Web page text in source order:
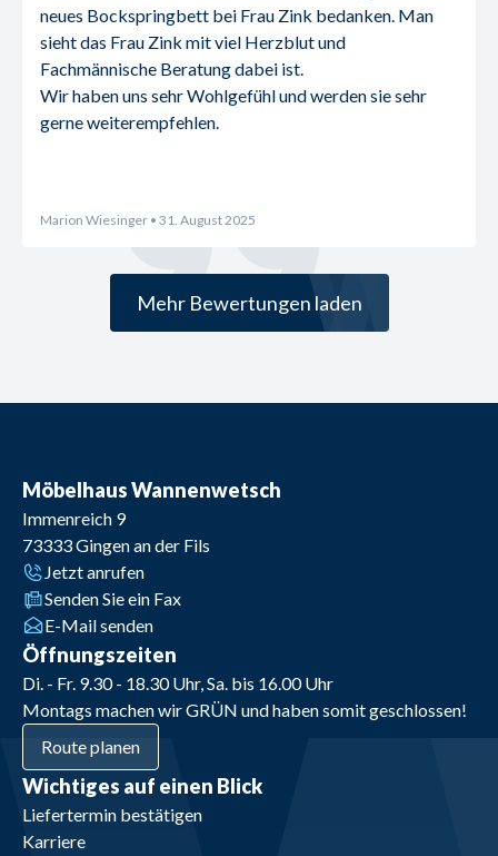
neues Bockspringbett bei Frau Zink bedanken. Man
sieht das Frau Zink mit viel Herzblut und
Fachmännische Beratung dabei ist.
Wir haben uns sehr Wohlgefühl und werden sie sehr
gerne weiterempfehlen.
Marion Wiesinger • 31. August 2025
Mehr Bewertungen laden
Möbelhaus Wannenwetsch
Immenreich 9
73333Gingen an der Fils
Jetzt anrufen
Senden Sie ein Fax
E-Mail senden
Öffnungszeiten
Di. - Fr. 9.30 - 18.30 Uhr, Sa. bis 16.00 Uhr
Montags machen wir GRÜN und haben somit geschlossen!
Route planen
Wichtiges auf einen Blick
Liefertermin bestätigen
Karriere